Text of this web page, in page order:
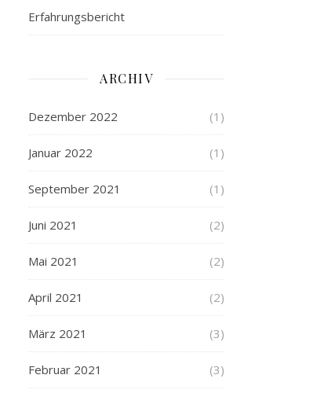
Erfahrungsbericht
ARCHIV
Dezember 2022 (1)
Januar 2022 (1)
September 2021 (1)
Juni 2021 (2)
Mai 2021 (2)
April 2021 (2)
März 2021 (3)
Februar 2021 (3)